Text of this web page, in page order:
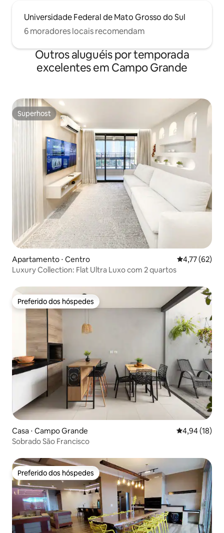
Universidade Federal de Mato Grosso do Sul
6 moradores locais recomendam
Outros aluguéis por temporada
excelentes em Campo Grande
Superhost
Superhost
Apartamento ⋅ Centro 4,77 de uma
4,77 (62)
Luxury Collection: Flat Ultra Luxo com 2 quartos
Preferido dos hóspedes
Preferido dos hóspedes
Casa ⋅ Campo Grande 4,94 de uma
4,94 (18)
Sobrado São Francisco
Preferido dos hóspedes
Preferido dos hóspedes